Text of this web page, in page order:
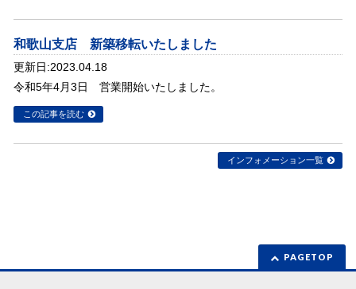
和歌山支店 新築移転いたしました
更新日:2023.04.18
令和5年4月3日 営業開始いたしました。
この記事を読む
インフォメーション一覧
PAGETOP